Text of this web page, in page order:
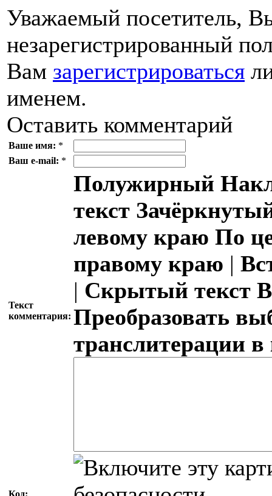
Уважаемый посетитель,
незарегистрированный
Вам зарегистрироваться
именем.
Оставить комментарий
Ваше имя: *
Ваш e-mail: *
Текст
комментария:
Полужирный
текст
левому краю По
правому краю |
| Скрытый текст
Преобразовать
транслитерации
Код: